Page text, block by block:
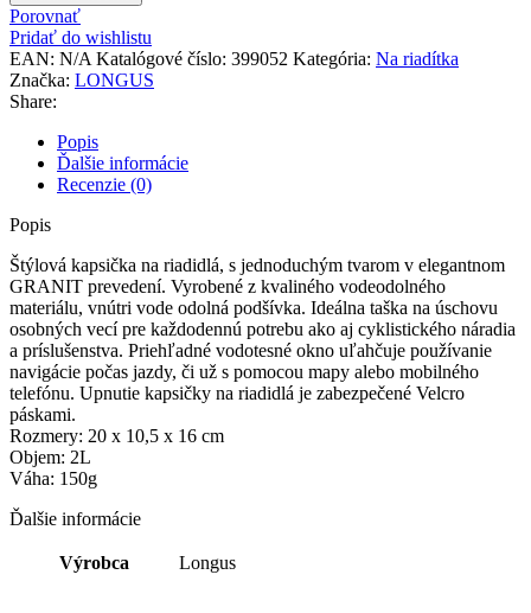
Porovnať
Pridať do wishlistu
EAN: N/A Katalógové číslo: 399052 Kategória: Na riadítka
Značka: LONGUS
Share:
Popis
Ďalšie informácie
Recenzie (0)
Popis
Štýlová kapsička na riadidlá, s jednoduchým tvarom v elegantnom
GRANIT prevedení. Vyrobené z kvaliného vodeodolného
materiálu, vnútri vode odolná podšívka. Ideálna taška na úschovu
osobných vecí pre každodennú potrebu ako aj cyklistického náradia
a príslušenstva. Priehľadné vodotesné okno uľahčuje používanie
navigácie počas jazdy, či už s pomocou mapy alebo mobilného
telefónu. Upnutie kapsičky na riadidlá je zabezpečené Velcro
páskami.
Rozmery: 20 x 10,5 x 16 cm
Objem: 2L
Váha: 150g
Ďalšie informácie
Výrobca Longus